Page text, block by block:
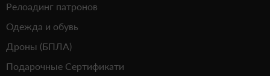
Релоадинг патронов
Одежда и обувь
Дроны (БПЛА)
Подарочные Сертификати